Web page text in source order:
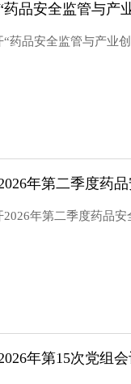
品安全监管与产
药品安全监管与产业
年第二季度药
年第二季度药品安
年第15次党组会